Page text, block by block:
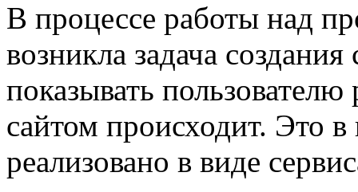
В процессе работы над
возникла задача
показывать пользователю
сайтом происходит. Это
реализовано в виде